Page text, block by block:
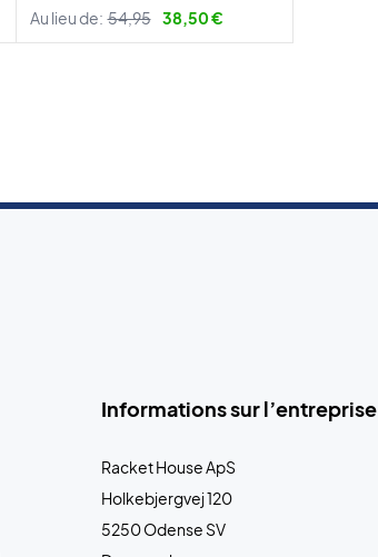
Au lieu de: 54,95 38,50 €
Informations sur l’entreprise
Racket House ApS
Holkebjergvej 120
5250 Odense SV